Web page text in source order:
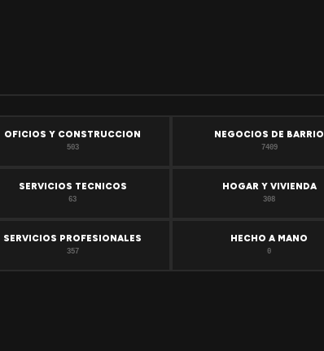
OFICIOS Y CONSTRUCCION
503
NEGOCIOS DE BARRIO
7409
SERVICIOS TECNICOS
63
HOGAR Y VIVIENDA
308
SERVICIOS PROFESIONALES
357
HECHO A MANO
0